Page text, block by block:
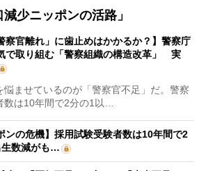
少ニッポンの活路」
察官離れ」に歯止めはかかるか？】警察庁
で取り組む「警察組織の構造改革」 実
ませているのが「警察官不足」だ。警察
数は10年間で2分の1以…
ンの危機】採用試験受験者数は10年間で2
数減がも…